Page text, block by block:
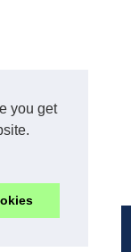
you get